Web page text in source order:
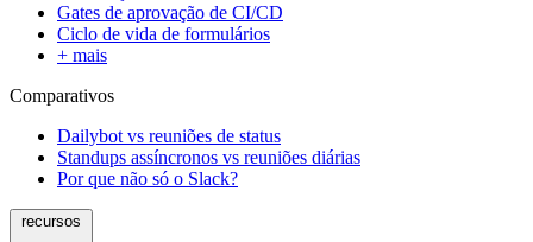
Gates de aprovação de CI/CD
Ciclo de vida de formulários
+ mais
Comparativos
Dailybot vs reuniões de status
Standups assíncronos vs reuniões diárias
Por que não só o Slack?